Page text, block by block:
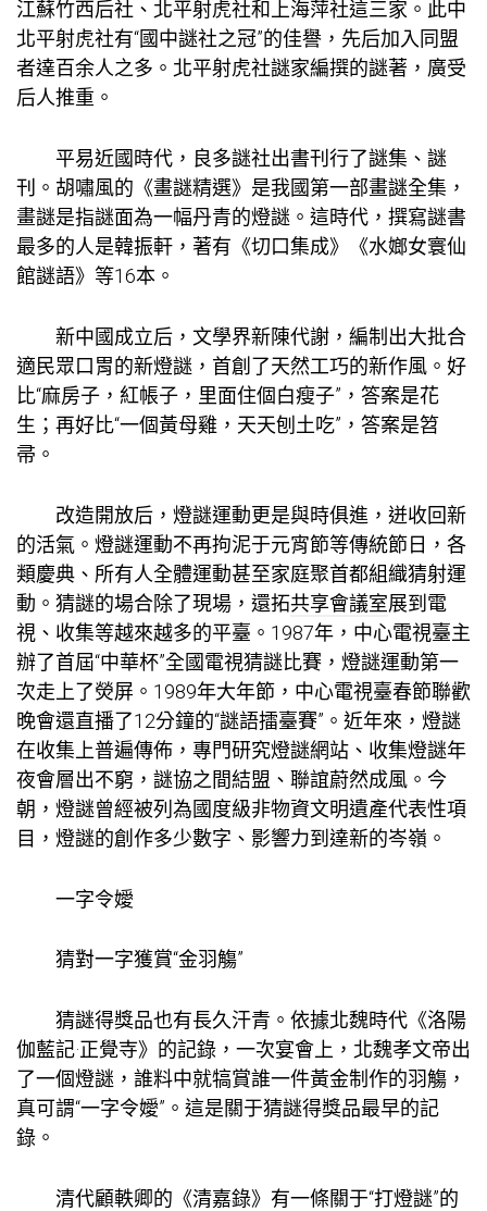
江蘇竹西后社、北平射虎社和上海萍社這三家。此中
北平射虎社有“國中謎社之冠”的佳譽，先后加入同盟
者達百余人之多。北平射虎社謎家編撰的謎著，廣受
后人推重。
平易近國時代，良多謎社出書刊行了謎集、謎
刊。胡嘯風的《畫謎精選》是我國第一部畫謎全集，
畫謎是指謎面為一幅丹青的燈謎。這時代，撰寫謎書
最多的人是韓振軒，著有《切口集成》《水嫏女寰仙
館謎語》等16本。
新中國成立后，文學界新陳代謝，編制出大批合
適民眾口胃的新燈謎，首創了天然工巧的新作風。好
比“麻房子，紅帳子，里面住個白瘦子”，答案是花
生；再好比“一個黃母雞，天天刨土吃”，答案是笤
帚。
改造開放后，燈謎運動更是與時俱進，迸收回新
的活氣。燈謎運動不再拘泥于元宵節等傳統節日，各
類慶典、所有人全體運動甚至家庭聚首都組織猜射運
動。猜謎的場合除了現場，還拓共享會議室展到電
視、收集等越來越多的平臺。1987年，中心電視臺主
辦了首屆“中華杯”全國電視猜謎比賽，燈謎運動第一
次走上了熒屏。1989年大年節，中心電視臺春節聯歡
晚會還直播了12分鐘的“謎語擂臺賽”。近年來，燈謎
在收集上普遍傳佈，專門研究燈謎網站、收集燈謎年
夜會層出不窮，謎協之間結盟、聯誼蔚然成風。今
朝，燈謎曾經被列為國度級非物資文明遺產代表性項
目，燈謎的創作多少數字、影響力到達新的岑嶺。
一字令嬡
猜對一字獲賞“金羽觴”
猜謎得獎品也有長久汗青。依據北魏時代《洛陽
伽藍記·正覺寺》的記錄，一次宴會上，北魏孝文帝出
了一個燈謎，誰料中就犒賞誰一件黃金制作的羽觴，
真可謂“一字令嬡”。這是關于猜謎得獎品最早的記
錄。
清代顧軼卿的《清嘉錄》有一條關于“打燈謎”的